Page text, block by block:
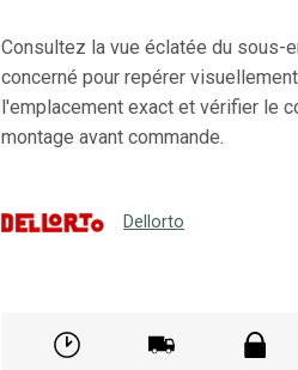
Consultez la vue éclatée du sous-
concerné pour repérer visuellement
l'emplacement exact et vérifier le
montage avant commande.
Dellorto